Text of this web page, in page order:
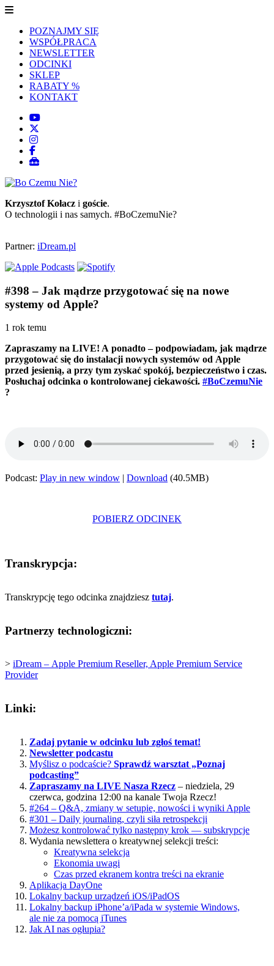
POZNAJMY SIĘ
WSPÓŁPRACA
NEWSLETTER
ODCINKI
SKLEP
RABATY %
KONTAKT
Krzysztof Kołacz i goście.
O technologii i nas samych. #BoCzemuNie?
Partner: iDream.pl
#398 – Jak mądrze przygotować się na nowe
systemy od Apple?
1 rok temu
Transkrypcja:
Transkrypcję tego odcinka znajdziesz tutaj.
Zapraszamy na LIVE! A ponadto – podpowiadam, jak mądrze
przygotować się do instalacji nowych systemów od Apple
przed jesienią, a przy tym zyskać spokój, bezpieczeństwo i czas.
Posłuchaj odcinka o kontrolowanej ciekawości. #BoCzemuNie
?
Podcast: Play in new window | Download (40.5MB)
POBIERZ ODCINEK
Partnerzy technologiczni:
> iDream – Apple Premium Reseller, Apple Premium Service
Provider
Linki:
Zadaj pytanie w odcinku lub zgłoś temat!
Newsletter podcastu
Myślisz o podcaście? Sprawdź warsztat „Poznaj
podcasting”
Zapraszamy na LIVE Nasza Rzecz – niedziela, 29
czerwca, godzina 12:00 na kanale Twoja Rzecz!
#264 – Q&A, zmiany w setupie, nowości i wyniki Apple
#301 – Daily journaling, czyli siła retrospekcji
Możesz kontrolować tylko następny krok — subskrypcje
Wydania newslettera o kreatywnej selekcji treści:
Kreatywna selekcja
Ekonomia uwagi
Czas przed ekranem kontra treści na ekranie
Aplikacja DayOne
Lokalny backup urządzeń iOS/iPadOS
Lokalny backup iPhone’a/iPada w systemie Windows,
ale nie za pomocą iTunes
Jak AI nas ogłupia?